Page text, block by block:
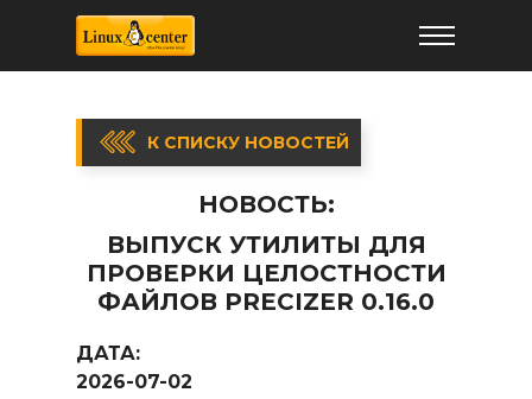
К СПИСКУ НОВОСТЕЙ
НОВОСТЬ:
ВЫПУСК УТИЛИТЫ ДЛЯ
ПРОВЕРКИ ЦЕЛОСТНОСТИ
ФАЙЛОВ PRECIZER 0.16.0
ДАТА:
2026-07-02